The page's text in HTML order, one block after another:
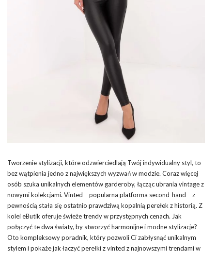
Tworzenie stylizacji, które odzwierciedlają Twój indywidualny styl, to
bez wątpienia jedno z największych wyzwań w modzie. Coraz więcej
osób szuka unikalnych elementów garderoby, łącząc ubrania vintage z
nowymi kolekcjami. Vinted – popularna platforma second-hand – z
pewnością stała się ostatnio prawdziwą kopalnią perełek z historią. Z
kolei eButik oferuje świeże trendy w przystępnych cenach. Jak
połączyć te dwa światy, by stworzyć harmonijne i modne stylizacje?
Oto kompleksowy poradnik, który pozwoli Ci zabłysnąć unikalnym
stylem i pokaże jak łaczyć perełki z vinted z najnowszymi trendami w